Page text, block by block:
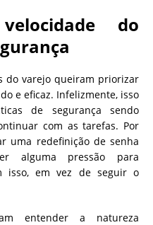
do
do varejo queiram priorizar
e eficaz. Infelizmente, isso
de segurança sendo
com as tarefas. Por
uma redefinição de senha
alguma pressão para
isso, em vez de seguir o
entender a natureza